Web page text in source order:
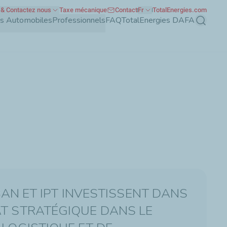
AutomobilesProfessionnelsFAQTotalEnergies DAFA
Contactez nous Taxe mécanique ContactFr TotalEnergies.com
ET IPT INVESTISSENT DANS
STRATÉGIQUE DANS LE